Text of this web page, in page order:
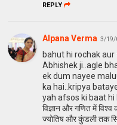
REPLY
Alpana Verma 3/19/
bahut hi rochak
Abhishek ji..agle
ek dum nayee
ka hai..kripya
yah afsos ki baat hi
विज्ञान और गणित में विश्व
ज्योतिष और कुंडली तक